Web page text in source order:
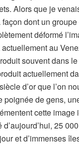
Alors que je
dont un
déformé
au
souvent dans
actuellement
d’or que l’on
poignée de gens,
cette
25
et d’immenses